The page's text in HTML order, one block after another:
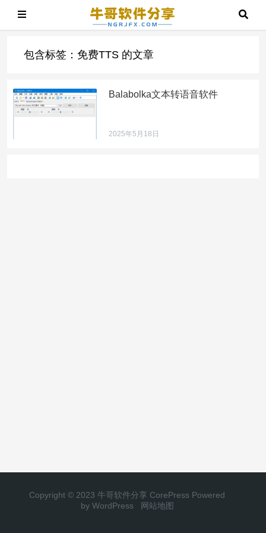
包含标签：免费TTS 的文章
Balabolka文本转语音软件
2025年5月18日
Copyright © 2023 牛哥软件分享 CorePress Powered
by WordPress
网站地图